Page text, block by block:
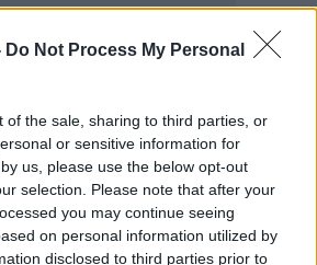
Do Not Process My Personal
of the sale, sharing to third parties, or
or sensitive information for
us, please use the below opt-out
selection. Please note that after your
you may continue seeing
on personal information utilized by
disclosed to third parties prior to